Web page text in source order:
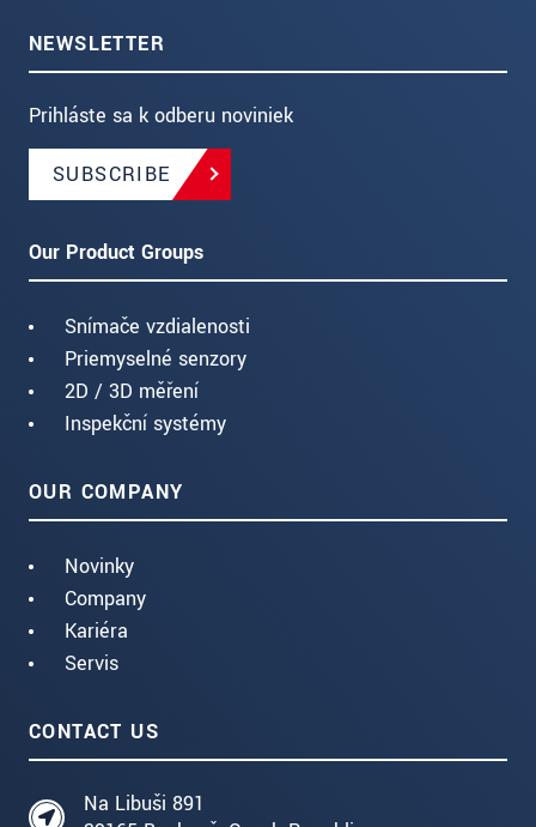
NEWSLETTER
Prihláste sa k odberu noviniek
SUBSCRIBE
Our Product Groups
Snímače vzdialenosti
Priemyselné senzory
2D / 3D měření
Inspekční systémy
OUR COMPANY
Novinky
Company
Kariéra
Servis
CONTACT US
Na Libuši 891